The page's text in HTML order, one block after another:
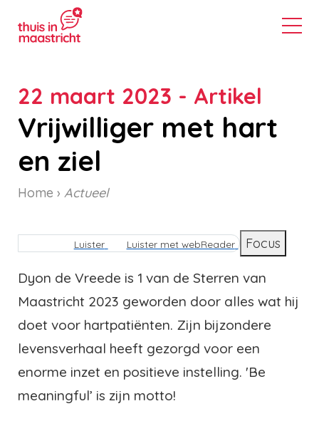
22 maart 2023 - Artikel
Vrijwilliger met hart
en ziel
Kruimelpad
Home Actueel
Luister Luister met webReader Focus
Dyon de Vreede is 1 van de Sterren van
Maastricht 2023 geworden door alles wat hij
doet voor hartpatiënten. Zijn bijzondere
levensverhaal heeft gezorgd voor een
enorme inzet en positieve instelling. 'Be
meaningful’ is zijn motto!